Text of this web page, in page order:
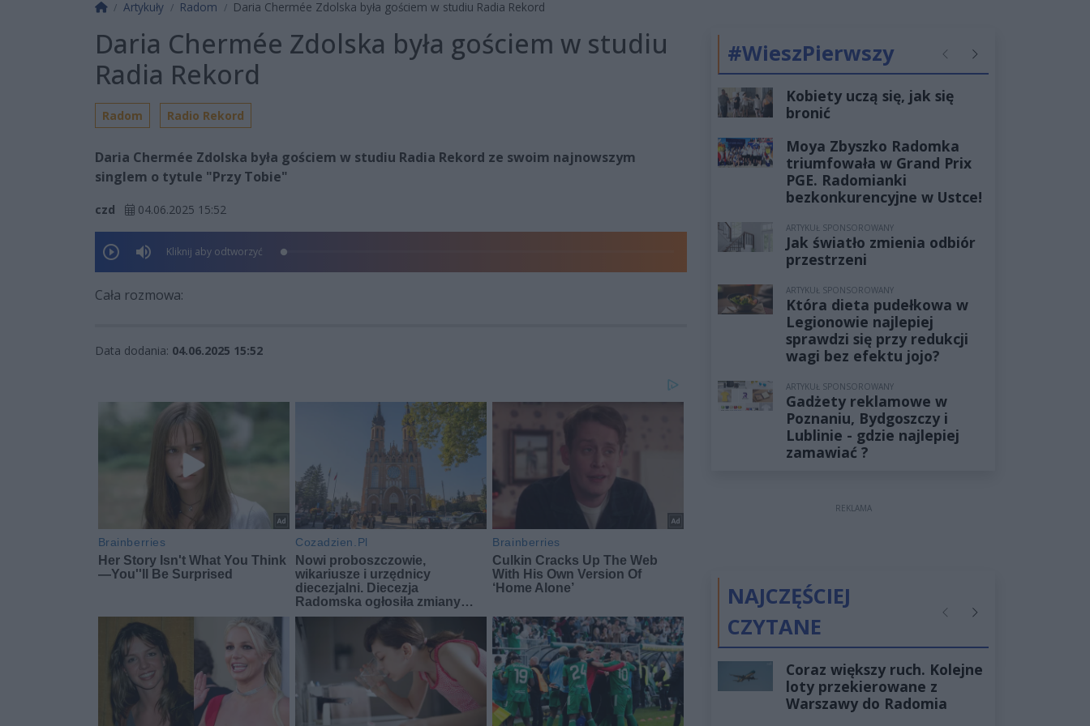
Strona główna
Artykuły Radom Daria Chermée Zdolska była gościem w studiu Radia Rekord
Daria Chermée Zdolska była gościem w studiu
Radia Rekord
Radom Radio Rekord
Daria Chermée Zdolska była gościem w studiu Radia Rekord ze swoim najnowszym
singlem o tytule "Przy Tobie"
czd 04.06.2025 15:52
Kliknij aby odtworzyć
Cała rozmowa:
Data dodania: 04.06.2025 15:52
#WieszPierwszy PoprzednieNastępne
Kobiety uczą się, jak się
bronić
Moya Zbyszko Radomka
triumfowała w Grand Prix
PGE. Radomianki
bezkonkurencyjne w Ustce!
ARTYKUŁ SPONSOROWANY
Jak światło zmienia odbiór
przestrzeni
ARTYKUŁ SPONSOROWANY
Która dieta pudełkowa w
Legionowie najlepiej
sprawdzi się przy redukcji
wagi bez efektu jojo?
ARTYKUŁ SPONSOROWANY
Gadżety reklamowe w
Poznaniu, Bydgoszczy i
Lublinie - gdzie najlepiej
zamawiać ?
REKLAMA
NAJCZĘŚCIEJ
CZYTANE
PoprzednieNastępne
Coraz większy ruch. Kolejne
loty przekierowane z
Warszawy do Radomia